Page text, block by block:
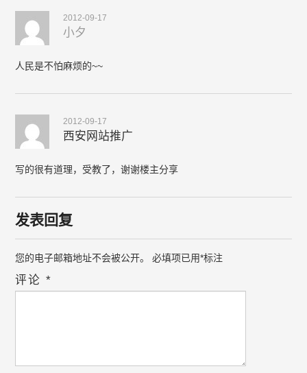
2012-09-17
小夕
人民是不怕麻烦的~~
2012-09-17
西安网站推广
写的很有道理，受教了，谢谢楼主分享
发表回复
您的电子邮箱地址不会被公开。 必填项已用*标注
评论*